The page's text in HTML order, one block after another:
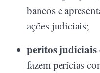
bancos e
ações judiciais;
peritos judiciais
fazem perícias